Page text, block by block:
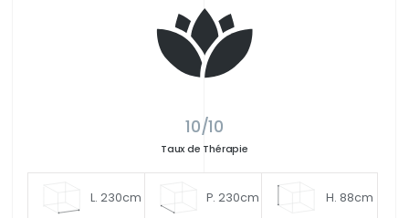
10/10
Taux de Thérapie
L. 230cm P. 230cm H. 88cm